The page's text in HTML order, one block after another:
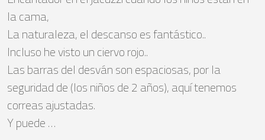
la cama,
La naturaleza, el descanso es fantástico..
Incluso he visto un ciervo rojo..
Las barras del desván son espaciosas, por la
seguridad de (los niños de 2 años), aquí tenemos
correas ajustadas.
Y puede …